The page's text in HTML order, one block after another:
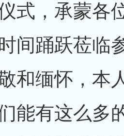
式，承蒙各
间踊跃莅临
和缅怀，本
能有这么多